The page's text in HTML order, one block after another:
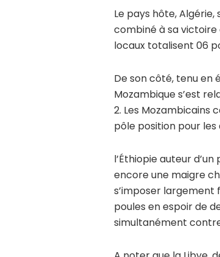
Le pays hôte,
combiné à sa victoire
locaux totalisent 06
De son côté, tenu en
Mozambique s’est
2. Les
pôle position pour les
l’Éthiopie auteur
encore une maigre
s’imposer largement
poules en espoir de
simultanément